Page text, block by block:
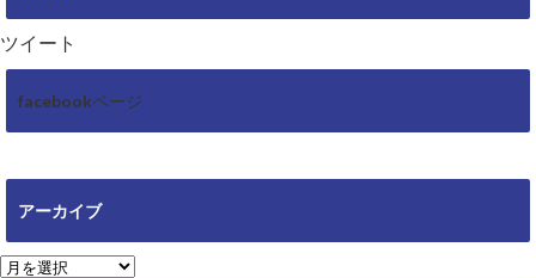
ツイート
facebookページ
アーカイブ
ア